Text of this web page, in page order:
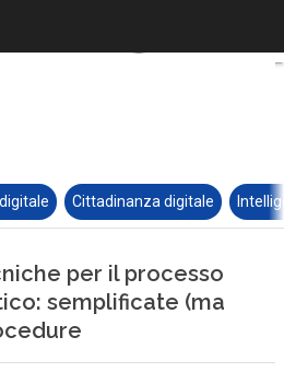
Cittadinanza digitale
per il processo
semplificate (ma